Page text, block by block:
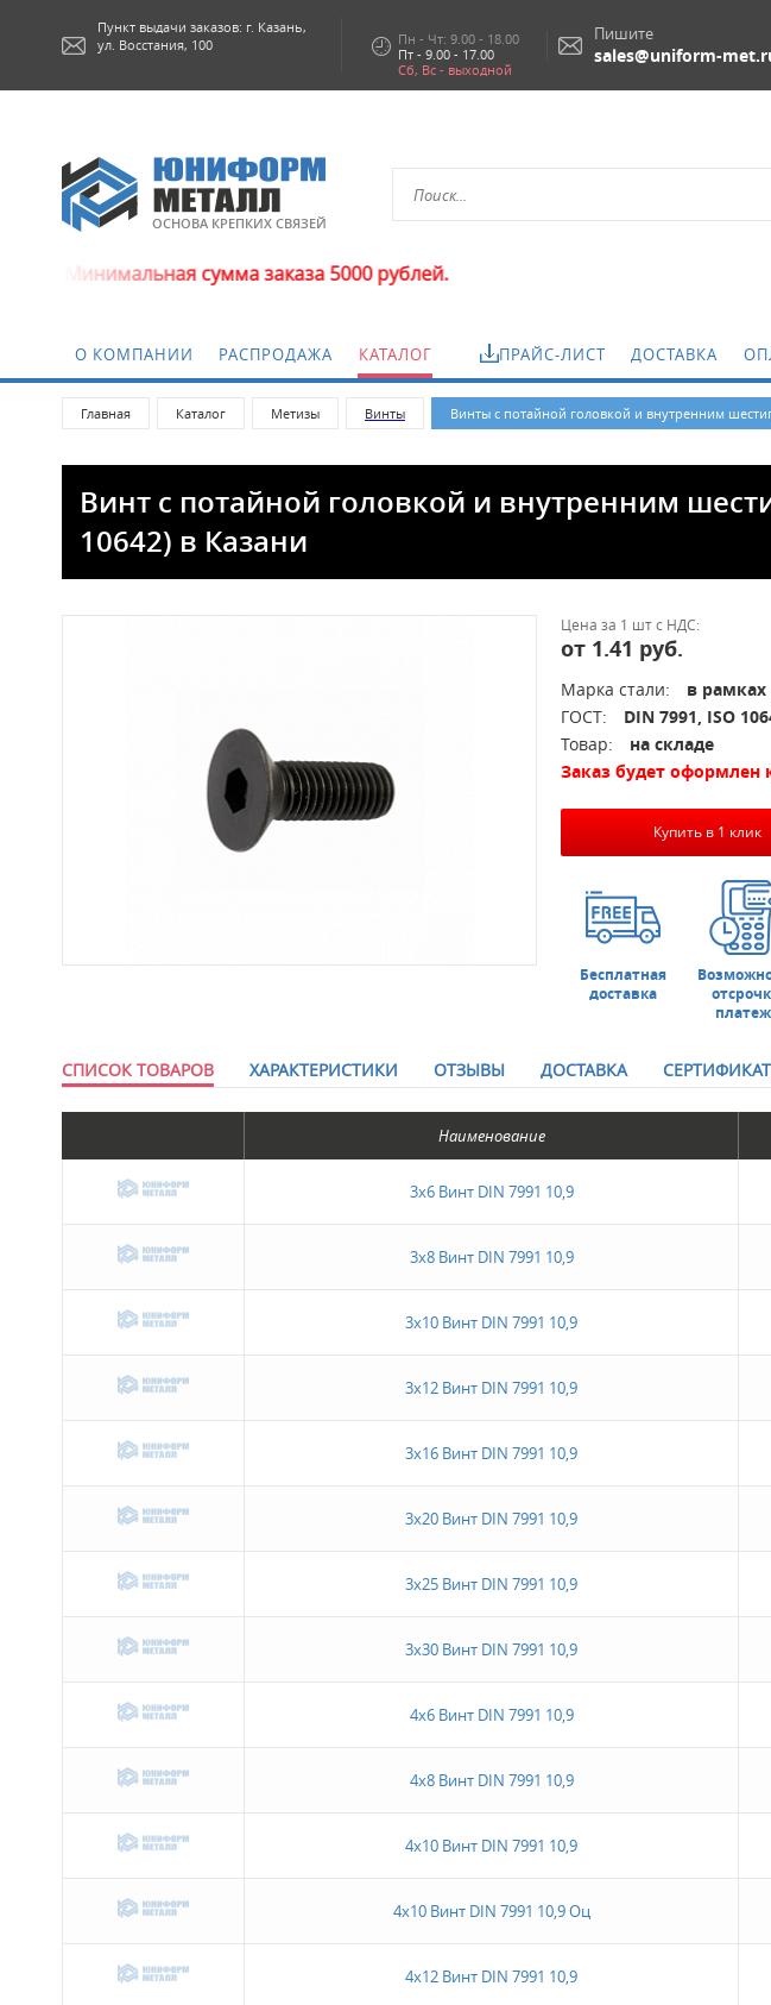
Пункт выдачи заказов: г. Казань,
ул. Восстания, 100
Пн - Чт: 9.00 - 18.00
Пт - 9.00 - 17.00
Сб, Вс - выходной
Пишите
sales@uniform-
ОСНОВА КРЕПКИХ СВЯЗЕЙ
сумма заказа 5000 рублей.
О КОМПАНИИ РАСПРОДАЖА КАТАЛОГ ПРАЙС-ЛИСТ ДОСТАВКА
Главная Каталог Метизы Винты Винты с потайной головкой и внутренним
Винт с потайной головкой и внутренним
10642) в Казани
Цена за 1 шт с НДС:
от 1.41 руб.
Марка стали:
в рамках
ГОСТ:
DIN 7991, ISO
Товар:
на складе
Заказ будет оформлен
Купить в 1 клик
Бесплатная
доставка
СПИСОК ТОВАРОВ ХАРАКТЕРИСТИКИ ОТЗЫВЫ ДОСТАВКА
Наименование
3x6 Винт DIN 7991 10,9
3х8 Винт DIN 7991 10,9
3х10 Винт DIN 7991 10,9
3х12 Винт DIN 7991 10,9
3х16 Винт DIN 7991 10,9
3х20 Винт DIN 7991 10,9
3х25 Винт DIN 7991 10,9
3х30 Винт DIN 7991 10,9
4х6 Винт DIN 7991 10,9
4х8 Винт DIN 7991 10,9
4х10 Винт DIN 7991 10,9
4х10 Винт DIN 7991 10,9 Оц
4х12 Винт DIN 7991 10,9